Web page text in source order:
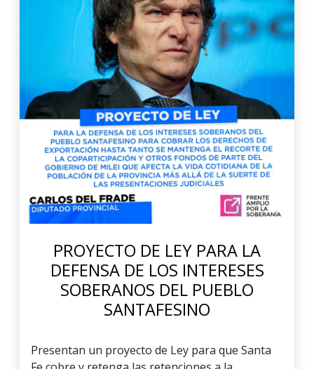
PROYECTO DE LEY PARA LA
DEFENSA DE LOS INTERESES
SOBERANOS DEL PUEBLO
SANTAFESINO
Presentan un proyecto de Ley para que Santa